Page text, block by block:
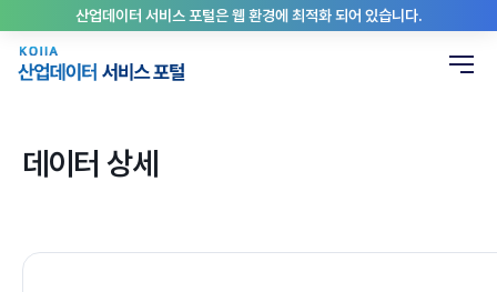
산업데이터 서비스 포털은 웹 환경에 최적화 되어 있습니다.
데이터 상세